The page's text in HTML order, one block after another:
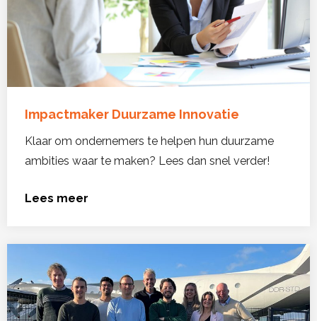
Impactmaker Duurzame Innovatie
Klaar om ondernemers te helpen hun duurzame
ambities waar te maken? Lees dan snel verder!
Lees meer